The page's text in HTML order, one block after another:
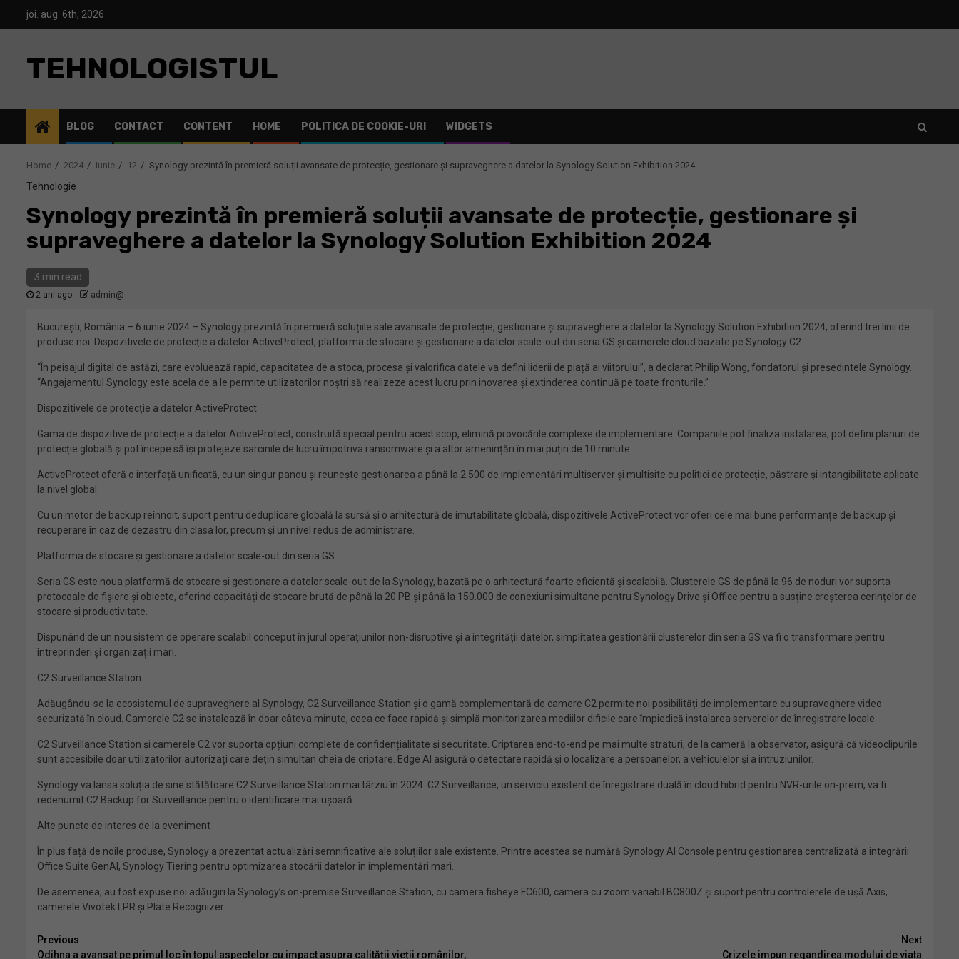
joi. aug. 6th, 2026
TEHNOLOGISTUL
BLOG CONTACT CONTENT HOME POLITICA DE COOKIE-URI WIDGETS
Home 2024 iunie 12 Synology prezintă în premieră soluții avansate de protecție, gestionare și supraveghere a datelor la Synology Solution Exhibition 2024
Tehnologie
Synology prezintă în premieră soluții avansate de protecție, gestionare și
supraveghere a datelor la Synology Solution Exhibition 2024
3 min read
2 ani ago admin@
București, România – 6 iunie 2024 – Synology prezintă în premieră soluțiile sale avansate de protecție, gestionare și supraveghere a datelor la Synology Solution Exhibition 2024, oferind trei linii de
produse noi: Dispozitivele de protecție a datelor ActiveProtect, platforma de stocare și gestionare a datelor scale-out din seria GS și camerele cloud bazate pe Synology C2.
“În peisajul digital de astăzi, care evoluează rapid, capacitatea de a stoca, procesa și valorifica datele va defini liderii de piață ai viitorului”, a declarat Philip Wong, fondatorul și președintele Synology.
“Angajamentul Synology este acela de a le permite utilizatorilor noștri să realizeze acest lucru prin inovarea și extinderea continuă pe toate fronturile.”
Dispozitivele de protecție a datelor ActiveProtect
Gama de dispozitive de protecție a datelor ActiveProtect, construită special pentru acest scop, elimină provocările complexe de implementare. Companiile pot finaliza instalarea, pot defini planuri de
protecție globală și pot începe să își protejeze sarcinile de lucru împotriva ransomware și a altor amenințări în mai puțin de 10 minute.
ActiveProtect oferă o interfață unificată, cu un singur panou și reunește gestionarea a până la 2.500 de implementări multiserver și multisite cu politici de protecție, păstrare și intangibilitate aplicate
la nivel global.
Cu un motor de backup reînnoit, suport pentru deduplicare globală la sursă și o arhitectură de imutabilitate globală, dispozitivele ActiveProtect vor oferi cele mai bune performanțe de backup și
recuperare în caz de dezastru din clasa lor, precum și un nivel redus de administrare.
Platforma de stocare și gestionare a datelor scale-out din seria GS
Seria GS este noua platformă de stocare și gestionare a datelor scale-out de la Synology, bazată pe o arhitectură foarte eficientă și scalabilă. Clusterele GS de până la 96 de noduri vor suporta
protocoale de fișiere și obiecte, oferind capacități de stocare brută de până la 20 PB și până la 150.000 de conexiuni simultane pentru Synology Drive și Office pentru a susține creșterea cerințelor de
stocare și productivitate.
Dispunând de un nou sistem de operare scalabil conceput în jurul operațiunilor non-disruptive și a integrității datelor, simplitatea gestionării clusterelor din seria GS va fi o transformare pentru
întreprinderi și organizații mari.
C2 Surveillance Station
Adăugându-se la ecosistemul de supraveghere al Synology, C2 Surveillance Station și o gamă complementară de camere C2 permite noi posibilități de implementare cu supraveghere video
securizată în cloud. Camerele C2 se instalează în doar câteva minute, ceea ce face rapidă și simplă monitorizarea mediilor dificile care împiedică instalarea serverelor de înregistrare locale.
C2 Surveillance Station și camerele C2 vor suporta opțiuni complete de confidențialitate și securitate. Criptarea end-to-end pe mai multe straturi, de la cameră la observator, asigură că videoclipurile
sunt accesibile doar utilizatorilor autorizați care dețin simultan cheia de criptare. Edge AI asigură o detectare rapidă și o localizare a persoanelor, a vehiculelor și a intruziunilor.
Synology va lansa soluția de sine stătătoare C2 Surveillance Station mai târziu în 2024. C2 Surveillance, un serviciu existent de înregistrare duală în cloud hibrid pentru NVR-urile on-prem, va fi
redenumit C2 Backup for Surveillance pentru o identificare mai ușoară.
Alte puncte de interes de la eveniment
În plus față de noile produse, Synology a prezentat actualizări semnificative ale soluțiilor sale existente. Printre acestea se numără Synology AI Console pentru gestionarea centralizată a integrării
Office Suite GenAI, Synology Tiering pentru optimizarea stocării datelor în implementări mari.
De asemenea, au fost expuse noi adăugiri la Synology’s on-premise Surveillance Station, cu camera fisheye FC600, camera cu zoom variabil BC800Z și suport pentru controlerele de ușă Axis,
camerele Vivotek LPR și Plate Recognizer.
Continue
Previous
Odihna a avansat pe primul loc în topul aspectelor cu impact asupra calității vieții românilor,
Next
Crizele impun regandirea modului de viata